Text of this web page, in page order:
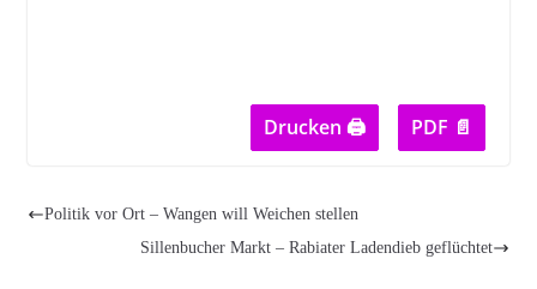
Drucken 🖨 PDF 📄
Politik vor Ort – Wangen will Weichen stellen
Sillenbucher Markt – Rabiater Ladendieb geflüchtet